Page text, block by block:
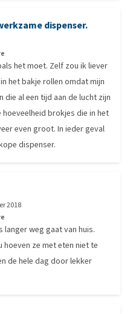
dispenser.
het moet. Zelf zou ik liever
het bakje rollen omdat mijn
al een tijd aan de lucht zijn
brokjes die in het
even groot. In ieder geval
dispenser.
2018
langer weg gaat van huis.
hoeven ze met eten niet te
de hele dag door lekker